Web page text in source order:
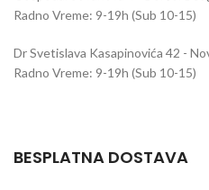
Radno Vreme: 9-19h (Sub 10-15)
Dr Svetislava Kasapinovića 42 -
Radno Vreme: 9-19h (Sub 10-15)
BESPLATNA DOSTAVA